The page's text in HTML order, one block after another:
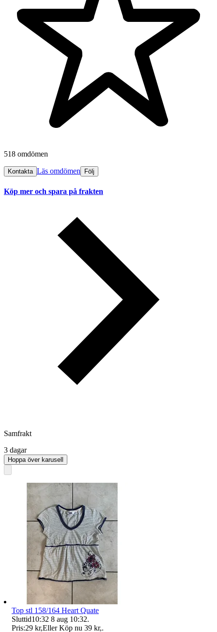
518 omdömen
Kontakta Läs omdömen Följ
Köp mer och spara på frakten
Samfrakt
3 dagar
Hoppa över karusell
Top stl 158/164 Heart Quate
Sluttid10:32 8 aug 10:32.
Pris:29 kr,Eller Köp nu 39 kr,.